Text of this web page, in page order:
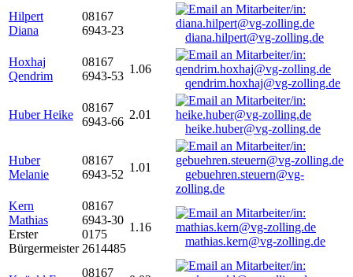
Hilpert
Diana
08167
6943-23
diana.hilpert@vg-zolling.de
Hoxhaj
Qendrim
08167
6943-53
1.06
qendrim.hoxhaj@vg-zolling.de
Huber Heike
08167
6943-66
2.01
heike.huber@vg-zolling.de
Huber
Melanie
08167
6943-52
1.01
gebuehren.steuern@vg-
zolling.de
Kern
Mathias
Erster
Bürgermeister
08167
6943-30
0175
2614485
1.16
mathias.kern@vg-zolling.de
08167